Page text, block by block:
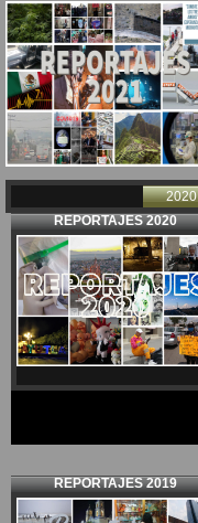
2020
REPORTAJES 2020
REPORTAJES 2019